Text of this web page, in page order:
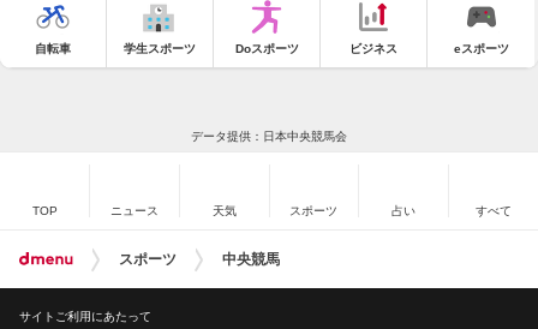
自転車 学生スポーツ Doスポーツ ビジネス eスポーツ
データ提供：日本中央競馬会
TOP ニュース 天気 スポーツ 占い すべて
スポーツ 中央競馬
サイトご利用にあたって